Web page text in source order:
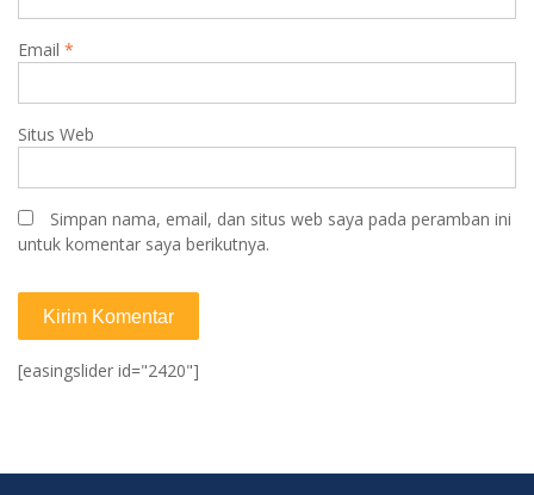
Email *
Situs Web
Simpan nama, email, dan situs web saya pada peramban ini
untuk komentar saya berikutnya.
[easingslider id="2420"]